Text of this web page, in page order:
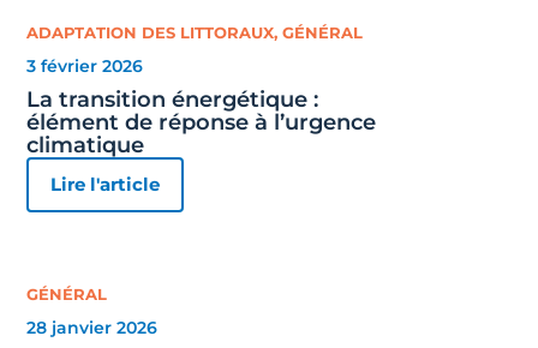
ADAPTATION DES LITTORAUX,GÉNÉRAL
3 février 2026
La transition énergétique :
élément de réponse à l’urgence
climatique
Lire l'article
GÉNÉRAL
28 janvier 2026